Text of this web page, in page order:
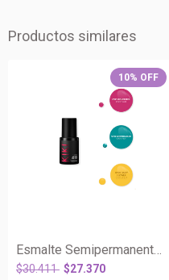
Productos similares
10% OFF
$30.411 $27.370